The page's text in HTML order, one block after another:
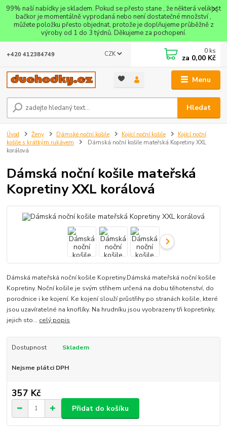
99% naší nabídky je skladem. Pokud se přesto stane , že některá velikost
bačkor je momentálně vyprodaná nebo není dostatečné množství ,
můžete položku přesto objednat, protože je doplňujeme průběžně z
výroby od 1 do 3 týdnů. Děkujeme za pochopení.
Menu
CZK
Hledat
+420 412384749 0 ks
za 0,00 Kč
Úvod Ženy Dámské noční košile Kojící noční košile
Kojící noční
košile s krátkým rukávem
Dámská noční košile mateřská Kopretiny XXL
korálová
Dámská noční košile mateřská
Kopretiny XXL korálová
Dámská mateřská noční košile Kopretiny.Dámská mateřská noční košile
Kopretiny. Noční košile je svým střihem určená na dobu těhotenství, do
porodnice i ke kojení. Ke kojení slouží průstřihy po stranách košile, které
jsou uzavíratelné na knoflíky. Na hrudníku jsou vyobrazeny tři kopretinky,
jejich sto... celý popis
Dostupnost Skladem
Nejsme plátci DPH
357 Kč
Přidat do košíku